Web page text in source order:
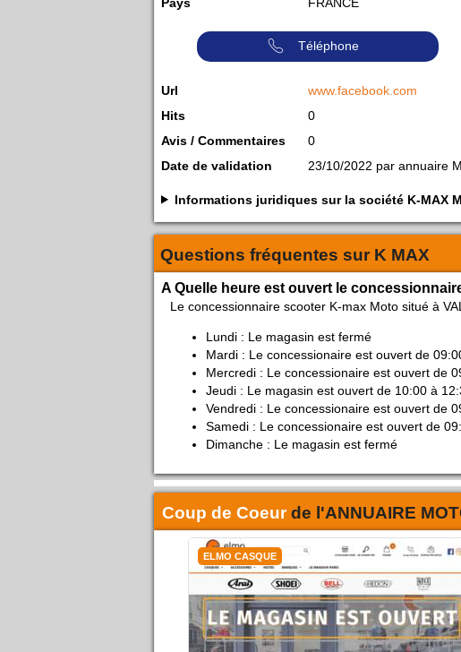
Téléphone
Url
www.facebook.com
Hits
0
Avis / Commentaires
0
Date de validation
23/10/2022 par annuaire
Informations juridiques sur la société K-MAX
Questions fréquentes sur K MAX
A Quelle heure est ouvert le
Le concessionnaire scooter K-max Moto situé à
Lundi : Le magasin est fermé
Mardi : Le concessionaire est ouvert de
Mercredi : Le concessionaire est ouvert de
Jeudi : Le magasin est ouvert de 10:00 à
Vendredi : Le concessionaire est ouvert de
Samedi : Le concessionaire est ouvert de
Dimanche : Le magasin est fermé
Coup de Coeurde l'ANNUAIRE
ELMO CASQUE